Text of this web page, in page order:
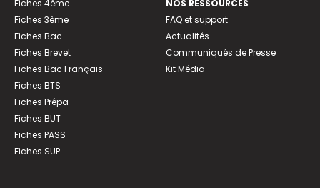
Fiches 4ème
Fiches 3ème
Fiches Bac
Fiches Brevet
Fiches Bac Français
Fiches BTS
Fiches Prépa
Fiches BUT
Fiches PASS
Fiches SUP
NOS RESSOURCES
FAQ et support
Actualités
Communiqués de Presse
Kit Média